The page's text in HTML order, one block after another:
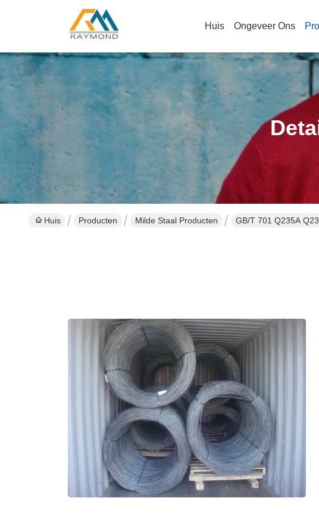
Huis Ongeveer Ons
Huis Producten Milde Staal Producten GB/T 701 Q235A